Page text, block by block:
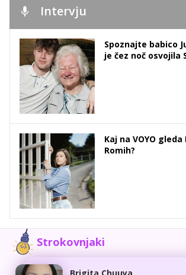
Intervju
Spoznajte babico
je čez noč osvojila
Kaj na VOYO
Romih?
Strokovnjaki